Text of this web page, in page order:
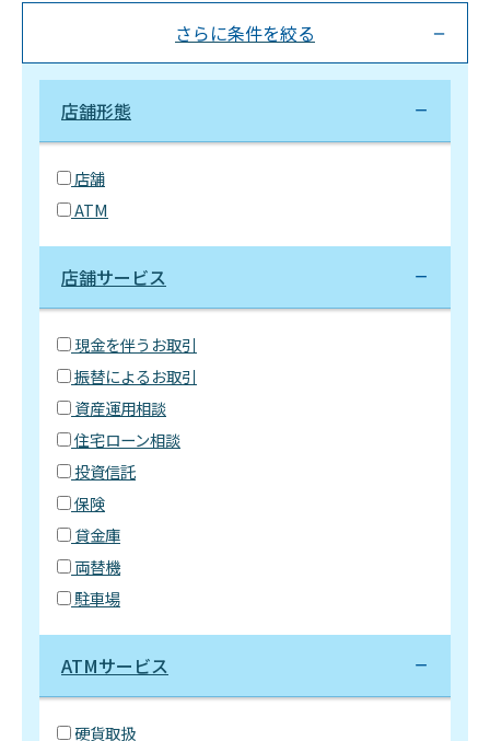
さらに条件を絞る
店舗形態
店舗
ATM
店舗サービス
現金を伴うお取引
振替によるお取引
資産運用相談
住宅ローン相談
投資信託
保険
貸金庫
両替機
駐車場
ATMサービス
硬貨取扱